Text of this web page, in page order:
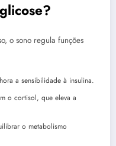
o sono regula funções
a sensibilidade à insulina.
o cortisol, que eleva a
o metabolismo